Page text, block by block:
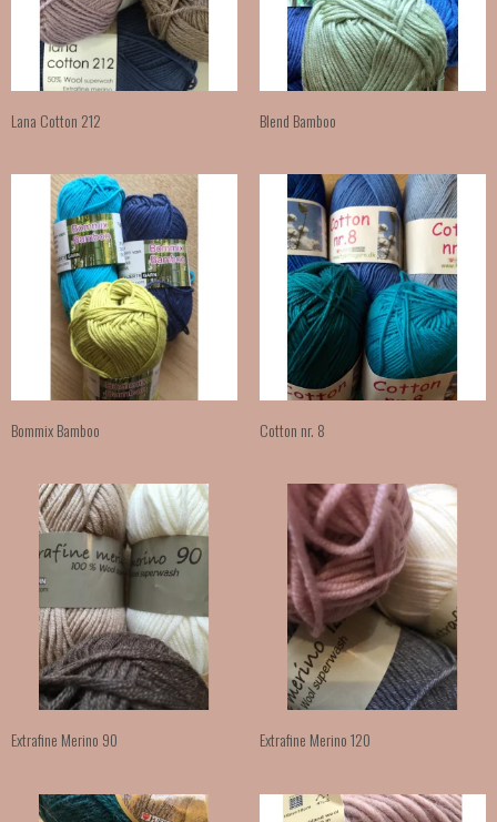
Lana Cotton 212 Blend Bamboo
Bommix Bamboo Cotton nr. 8
Extrafine Merino 90 Extrafine Merino 120